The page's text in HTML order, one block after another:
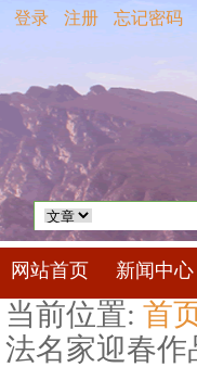
网站首页 新闻中心
登录 注册 忘记密码
当前位置: 首
法名家迎春